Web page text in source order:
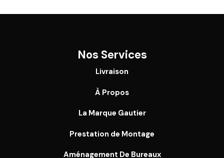
Nos Services
Livraison
À Propos
La Marque Gautier
Prestation de Montage
Aménagement De Bureaux